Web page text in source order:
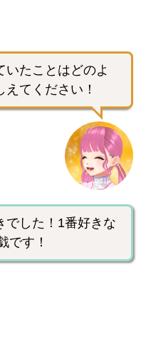
いたことはどのよ
てください！
でした！1番好きな
です！